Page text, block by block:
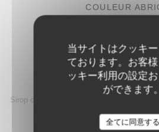
当サイトはクッキ
ております。お客
ッキー利用の設定
ができます。
全てに同意する
COULEUR
VIRGIN MOJITO
Sirop cerise griotte, eau gazeuse, citron
10,00 EUR
Les Reflets